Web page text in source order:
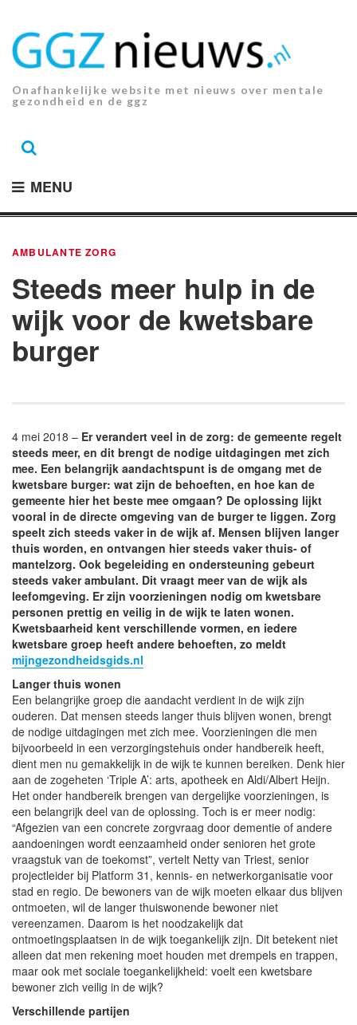
inhoud.
Onafhankelijke website met nieuws over mentale
gezondheid en de ggz
MENU
AMBULANTE ZORG
Steeds meer hulp in de
wijk voor de kwetsbare
burger
4 mei 2018 – Er verandert veel in de zorg: de gemeente regelt
steeds meer, en dit brengt de nodige uitdagingen met zich
mee. Een belangrijk aandachtspunt is de omgang met de
kwetsbare burger: wat zijn de behoeften, en hoe kan de
gemeente hier het beste mee omgaan? De oplossing lijkt
vooral in de directe omgeving van de burger te liggen. Zorg
speelt zich steeds vaker in de wijk af. Mensen blijven langer
thuis worden, en ontvangen hier steeds vaker thuis- of
mantelzorg. Ook begeleiding en ondersteuning gebeurt
steeds vaker ambulant. Dit vraagt meer van de wijk als
leefomgeving. Er zijn voorzieningen nodig om kwetsbare
personen prettig en veilig in de wijk te laten wonen.
Kwetsbaarheid kent verschillende vormen, en iedere
kwetsbare groep heeft andere behoeften, zo meldt
mijngezondheidsgids.nl
Langer thuis wonen
Een belangrijke groep die aandacht verdient in de wijk zijn
ouderen. Dat mensen steeds langer thuis blijven wonen, brengt
de nodige uitdagingen met zich mee. Voorzieningen die men
bijvoorbeeld in een verzorgingstehuis onder handbereik heeft,
dient men nu gemakkelijk in de wijk te kunnen bereiken. Denk hier
aan de zogeheten ‘Triple A’: arts, apotheek en Aldi/Albert Heijn.
Het onder handbereik brengen van dergelijke voorzieningen, is
een belangrijk deel van de oplossing. Toch is er meer nodig:
“Afgezien van een concrete zorgvraag door dementie of andere
aandoeningen wordt eenzaamheid onder senioren het grote
vraagstuk van de toekomst”, vertelt Netty van Triest, senior
projectleider bij Platform 31, kennis- en netwerkorganisatie voor
stad en regio. De bewoners van de wijk moeten elkaar dus blijven
ontmoeten, wil de langer thuiswonende bewoner niet
vereenzamen. Daarom is het noodzakelijk dat
ontmoetingsplaatsen in de wijk toegankelijk zijn. Dit betekent niet
alleen dat men rekening moet houden met drempels en trappen,
maar ook met sociale toegankelijkheid: voelt een kwetsbare
bewoner zich veilig in de wijk?
Verschillende partijen